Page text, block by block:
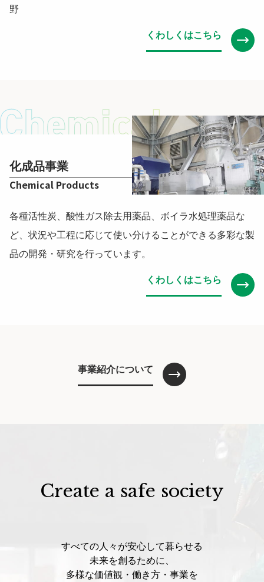
野
くわしくはこちら
化成品事業
Chemical Products
各種活性炭、酸性ガス除去用薬品、ボイラ水処理薬品な
ど、状況や工程に応じて使い分けることができる多彩な製
品の開発・研究を行っています。
くわしくはこちら
事業紹介について
Create a safe society
すべての人々が安心して暮らせる
未来を創るために、
多様な価値観・働き方・事業を